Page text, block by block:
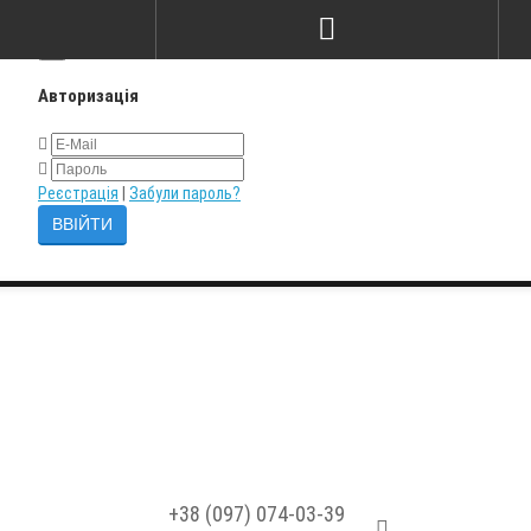
Авторизація
Реєстрація Забули пароль?
+38 (097) 074-03-39